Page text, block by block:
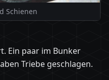
Schienen
Ein paar im Bunker
Triebe geschlagen.